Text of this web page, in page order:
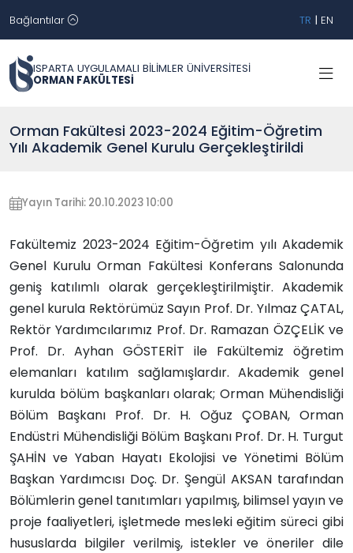
Bağlantılar TR | EN
ISPARTA UYGULAMALI BİLİMLER ÜNİVERSİTESİ
ORMAN FAKÜLTESİ
Orman Fakültesi 2023-2024 Eğitim-Öğretim
Yılı Akademik Genel Kurulu Gerçekleştirildi
Yayın Tarihi: 20.10.2023 10:00
Fakültemiz 2023-2024 Eğitim-Öğretim yılı Akademik
Genel Kurulu Orman Fakültesi Konferans Salonunda
geniş katılımlı olarak gerçekleştirilmiştir. Akademik
genel kurula Rektörümüz Sayın Prof. Dr. Yılmaz ÇATAL,
Rektör Yardımcılarımız Prof. Dr. Ramazan ÖZÇELİK ve
Prof. Dr. Ayhan GÖSTERİT ile Fakültemiz öğretim
elemanları katılım sağlamışlardır. Akademik genel
kurulda bölüm başkanları olarak; Orman Mühendisliği
Bölüm Başkanı Prof. Dr. H. Oğuz ÇOBAN, Orman
Endüstri Mühendisliği Bölüm Başkanı Prof. Dr. H. Turgut
ŞAHİN ve Yaban Hayatı Ekolojisi ve Yönetimi Bölüm
Başkan Yardımcısı Doç. Dr. Şengül AKSAN tarafından
Bölümlerin genel tanıtımları yapılmış, bilimsel yayın ve
proje faaliyetleri, işletmede mesleki eğitim süreci gibi
hususlarda bilgiler verilmiş, istekler ve öneriler dile